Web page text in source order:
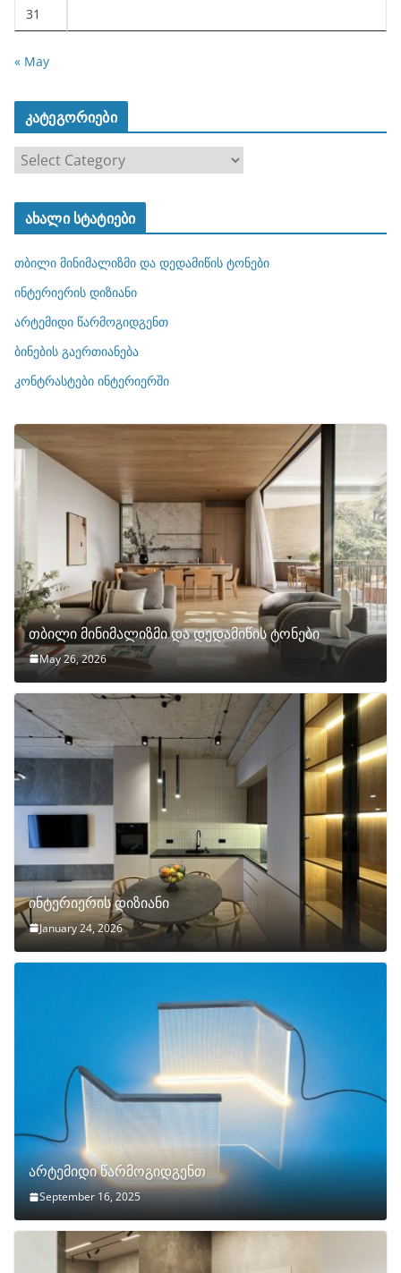
31
« May
კატეგორიები
ტ
ო
რ
ბ
ი
ახალი სტატიები
თბილი მინიმალიზმი და დედამიწის ტონები
ინტერიერის დიზიანი
არტემიდი წარმოგიდგენთ
ბინების გაერთიანება
კონტრასტები ინტერიერში
თბილი მინიმალიზმი და დედამიწის ტონები
May 26, 2026
ინტერიერის დიზიანი
January 24, 2026
არტემიდი წარმოგიდგენთ
September 16, 2025